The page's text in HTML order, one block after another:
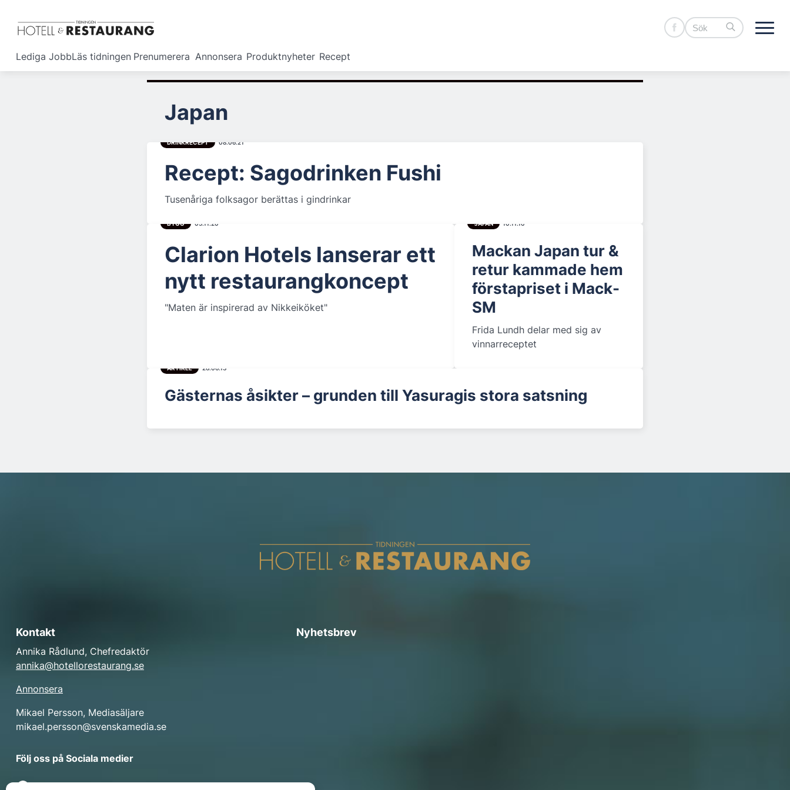
Lediga JobbLäs tidningen Prenumerera Annonsera Produktnyheter Recept
Japan
DRINKRECEPT 08.06.21
Recept: Sagodrinken Fushi
Tusenåriga folksagor berättas i gindrinkar
BYGG 05.11.20
Clarion Hotels lanserar ett
nytt restaurangkoncept
"Maten är inspirerad av Nikkeiköket"
JAPAN 10.11.16
Mackan Japan tur &
retur kammade hem
förstapriset i Mack-
SM
Frida Lundh delar med sig av
vinnarreceptet
ARTIKEL 26.06.13
Gästernas åsikter – grunden till Yasuragis stora satsning
Kontakt
Annika Rådlund, Chefredaktör
annika@hotellorestaurang.se
Annonsera
Mikael Persson, Mediasäljare
mikael.persson@svenskamedia.se
Följ oss på Sociala medier
Facebook
Nyhetsbrev